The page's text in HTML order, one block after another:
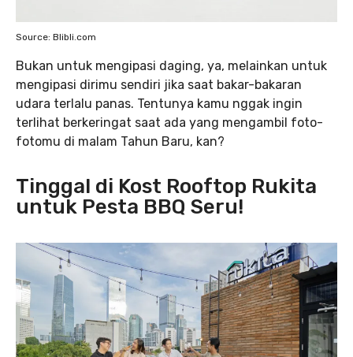
Source: Blibli.com
Bukan untuk mengipasi daging, ya, melainkan untuk
mengipasi dirimu sendiri jika saat bakar-bakaran
udara terlalu panas. Tentunya kamu nggak ingin
terlihat berkeringat saat ada yang mengambil foto-
fotomu di malam Tahun Baru, kan?
Tinggal di Kost Rooftop Rukita
untuk Pesta BBQ Seru!